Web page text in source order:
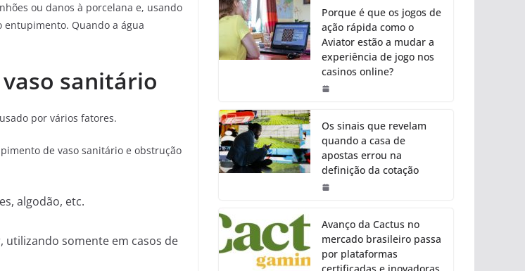
ou danos à porcelana e, usando
Quando a água
sanitário
por vários fatores.
de vaso sanitário e obstrução
algodão, etc.
somente em casos de
Porque é que os jogos de
ação rápida como o
Aviator estão a mudar a
experiência de jogo nos
casinos online?
Os sinais que revelam
quando a casa de
apostas errou na
definição da cotação
Avanço da Cactus no
mercado brasileiro passa
por plataformas